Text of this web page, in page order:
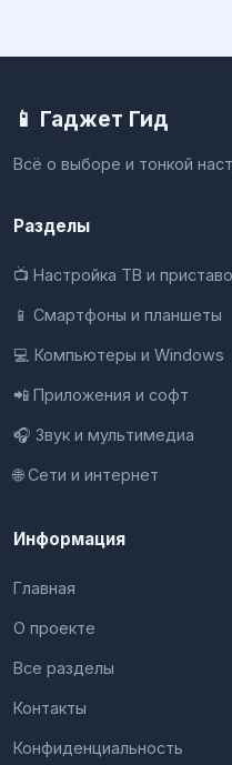
📱 Гаджет Гид
Всё о выборе и тонкой
Разделы
📺 Настройка ТВ и
📱 Смартфоны и планшеты
💻 Компьютеры и Windows
📲 Приложения и софт
🎧 Звук и мультимедиа
🌐 Сети и интернет
Информация
Главная
О проекте
Все разделы
Контакты
Конфиденциальность